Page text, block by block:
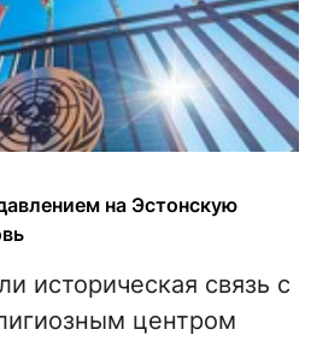
на Эстонскую
историческая связь с
центром